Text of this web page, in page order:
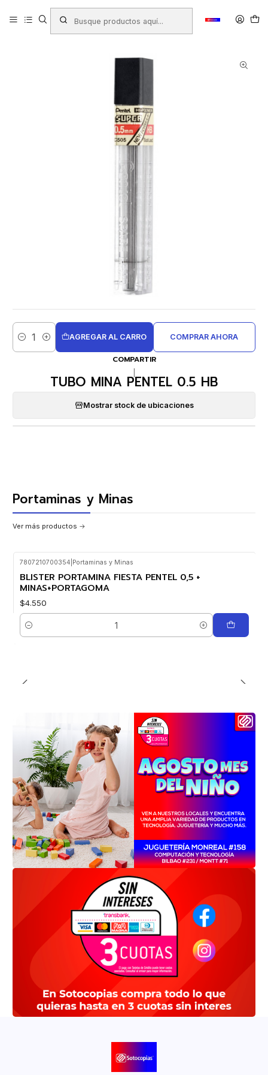
Productos LAPICES Portaminas y Minas
TUBO MINA PENTEL 0.5 HB
Cantidad
AGREGAR AL CARRO COMPRAR AHORA
COMPARTIR
TUBO MINA PENTEL 0.5 HB
Mostrar stock de ubicaciones
Portaminas y Minas
Ver más productos
7807210700354 Portaminas y Minas
BLISTER PORTAMINA FIESTA PENTEL 0,5 +
MINAS+PORTAGOMA
$4.550
Cantidad